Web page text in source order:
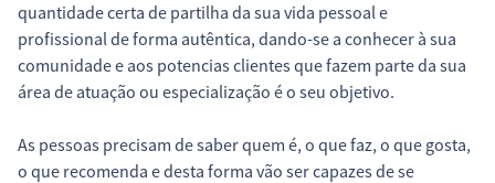
quantidade certa de partilha da sua vida pessoal e
profissional de forma autêntica, dando-se a conhecer à sua
comunidade e aos potencias clientes que fazem parte da sua
área de atuação ou especialização é o seu objetivo.
As pessoas precisam de saber quem é, o que faz, o que gosta,
o que recomenda e desta forma vão ser capazes de se